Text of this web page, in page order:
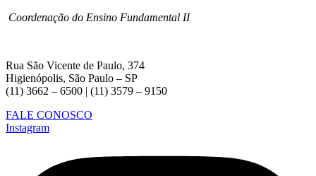
Coordenação do Ensino Fundamental II
Rua São Vicente de Paulo, 374
Higienópolis, São Paulo – SP
(11) 3662 – 6500 | (11) 3579 – 9150
FALE CONOSCO
Instagram